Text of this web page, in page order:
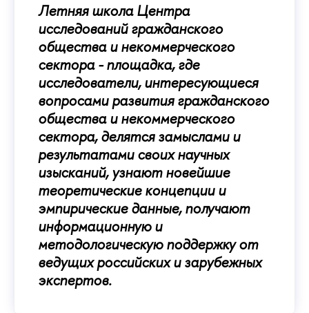
Летняя школа Центра
исследований гражданского
общества и некоммерческого
сектора - площадка, где
исследователи, интересующиеся
вопросами развития гражданского
общества и некоммерческого
сектора, делятся замыслами и
результатами своих научных
изысканий, узнают новейшие
теоретические концепции и
эмпирические данные, получают
информационную и
методологическую поддержку от
ведущих российских и зарубежных
экспертов.